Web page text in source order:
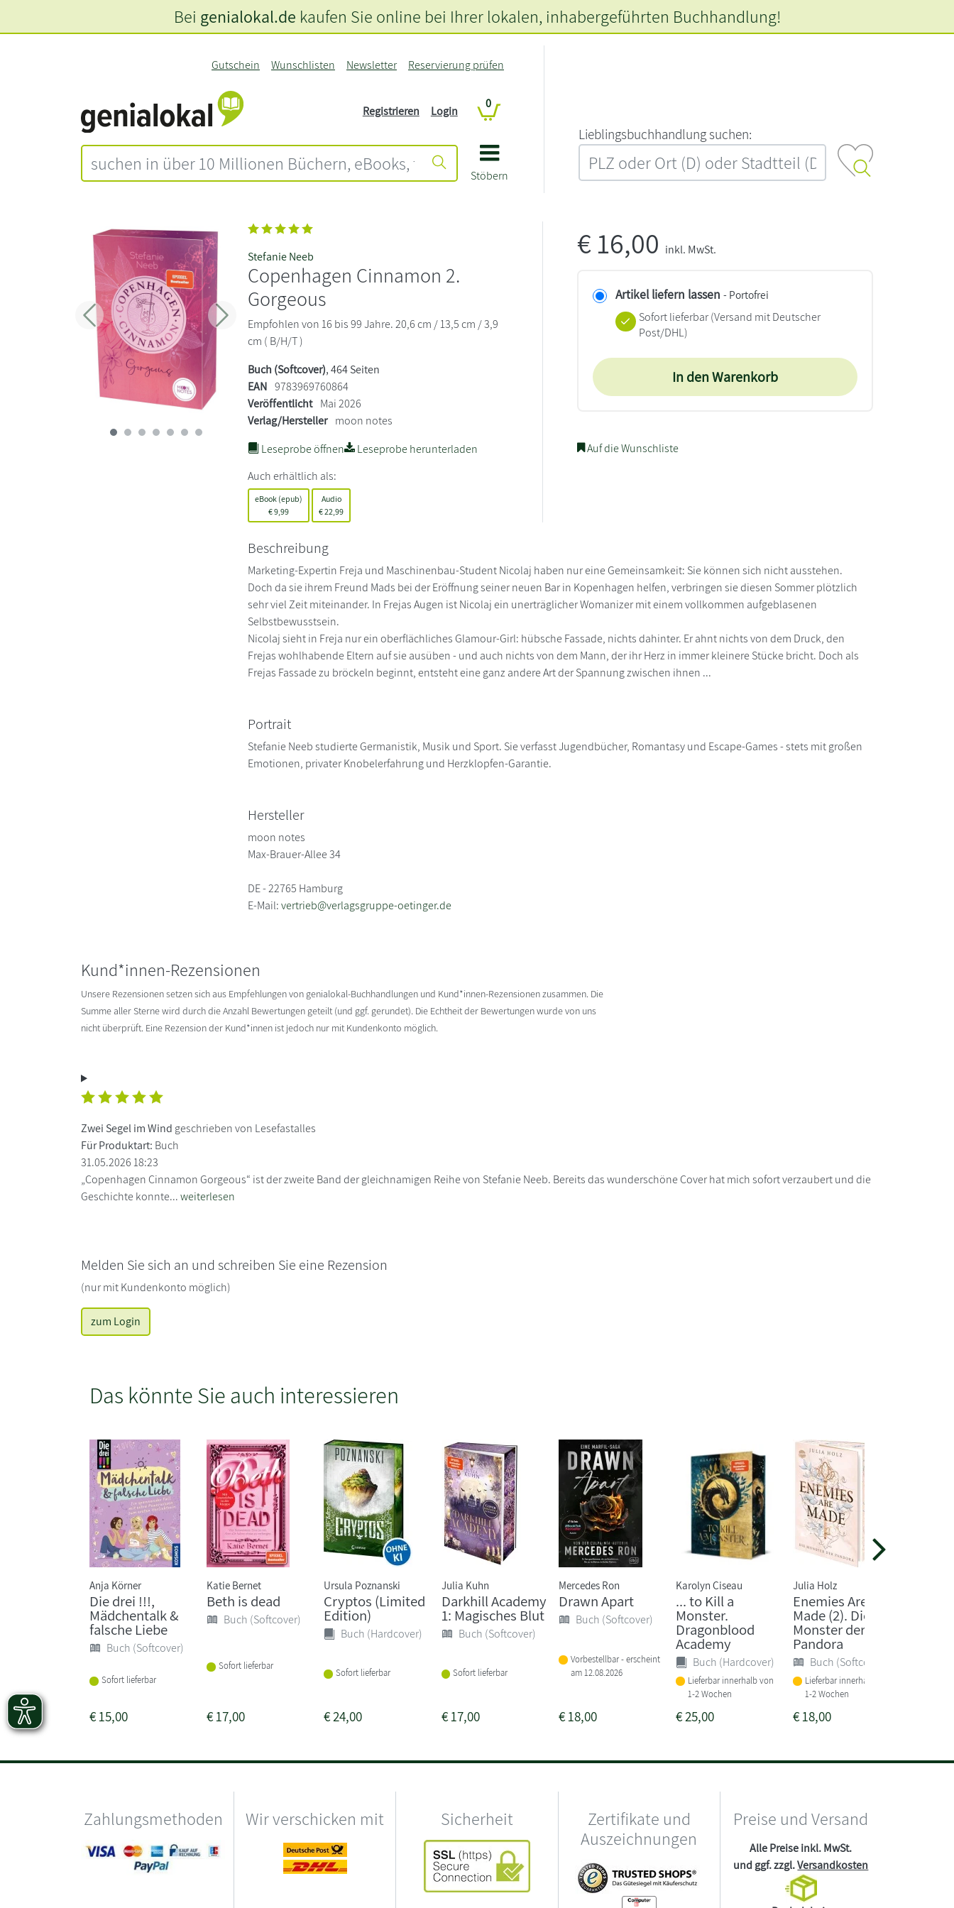
Stöbern
Gutschein Wunschlisten Newsletter Reservierung prüfen
Registrieren Login
0
L‍i‍e‍b‍l‍i‍n‍g‍s‍b‍u‍c‍h‍h‍a‍n‍d‍l‍u‍n‍g‍ ‍s‍u‍c‍h‍e‍n‍:‍
Bei genialokal.de kaufen Sie online bei Ihrer lokalen, inhabergeführten Buchhandlung!
Zurück Weiter
Stefanie Neeb
Copenhagen Cinnamon 2.
Gorgeous
Empfohlen von 16 bis 99 Jahre. 20,6 cm / 13,5 cm / 3,9
cm ( B/H/T )
Buch (Softcover), 464 Seiten
EAN 9783969760864
Veröffentlicht Mai 2026
Verlag/Hersteller moon notes
Leseprobe öffnen
Leseprobe herunterladen
Auch erhältlich als:
eBook (epub)
€9,99
Audio
€22,99
€16,00 inkl. MwSt.
Artikel liefern lassen - Portofrei
Sofort lieferbar(Versand mit Deutscher
Post/DHL)
In den Warenkorb
Auf die Wunschliste
Beschreibung
Marketing-Expertin Freja und Maschinenbau-Student Nicolaj haben nur eine Gemeinsamkeit: Sie können sich nicht ausstehen.
Doch da sie ihrem Freund Mads bei der Eröffnung seiner neuen Bar in Kopenhagen helfen, verbringen sie diesen Sommer plötzlich
sehr viel Zeit miteinander. In Frejas Augen ist Nicolaj ein unerträglicher Womanizer mit einem vollkommen aufgeblasenen
Selbstbewusstsein.
Nicolaj sieht in Freja nur ein oberflächliches Glamour-Girl: hübsche Fassade, nichts dahinter. Er ahnt nichts von dem Druck, den
Frejas wohlhabende Eltern auf sie ausüben - und auch nichts von dem Mann, der ihr Herz in immer kleinere Stücke bricht. Doch als
Frejas Fassade zu bröckeln beginnt, entsteht eine ganz andere Art der Spannung zwischen ihnen ...
Portrait
Stefanie Neeb studierte Germanistik, Musik und Sport. Sie verfasst Jugendbücher, Romantasy und Escape-Games - stets mit großen
Emotionen, privater Knobelerfahrung und Herzklopfen-Garantie.
Hersteller
moon notes
Max-Brauer-Allee 34
DE - 22765 Hamburg
E-Mail:vertrieb@verlagsgruppe-oetinger.de
Kund*innen-Rezensionen
Unsere Rezensionen setzen sich aus Empfehlungen von genialokal-Buchhandlungen und Kund*innen-Rezensionen zusammen. Die
Summe aller Sterne wird durch die Anzahl Bewertungen geteilt (und ggf. gerundet). Die Echtheit der Bewertungen wurde von uns
nicht überprüft. Eine Rezension der Kund*innen ist jedoch nur mit Kundenkonto möglich.
Zwei Segel im Wind geschrieben von Lesefastalles
Für Produktart: Buch
31.05.2026 18:23
„Copenhagen Cinnamon Gorgeous“ ist der zweite Band der gleichnamigen Reihe von Stefanie Neeb. Bereits das wunderschöne Cover hat mich sofort verzaubert und die
Geschichte konnte...weiterlesen
Melden Sie sich an und schreiben Sie eine Rezension
(nur mit Kundenkonto möglich)
zum Login
Das könnte Sie auch interessieren
Anja Körner
Die drei !!!,
Mädchentalk &
falsche Liebe
Buch (Softcover)
Sofort lieferbar
€15,00
Katie Bernet
Beth is dead
Buch (Softcover)
Sofort lieferbar
€17,00
Ursula Poznanski
Cryptos (Limited
Edition)
Buch (Hardcover)
Sofort lieferbar
€24,00
Julia Kuhn
Darkhill Academy
1: Magisches Blut
Buch (Softcover)
Sofort lieferbar
€17,00
Mercedes Ron
Drawn Apart
Buch (Softcover)
Vorbestellbar - erscheint
am 12.08.2026
€18,00
Karolyn Ciseau
... to Kill a
Monster.
Dragonblood
Academy
Buch (Hardcover)
Lieferbar innerhalb von
1-2 Wochen
€25,00
Julia Holz
Enemies Are
Made (2). Die
Monster der
Pandora
Buch (Softcover)
Lieferbar innerhalb von
1-2 Wochen
€18,00
Zahlungsmethoden Wir verschicken mit Sicherheit
Zertifikate und
Auszeichnungen
Preise und Versand
Alle Preise inkl. MwSt.
und ggf. zzgl.Versandkosten